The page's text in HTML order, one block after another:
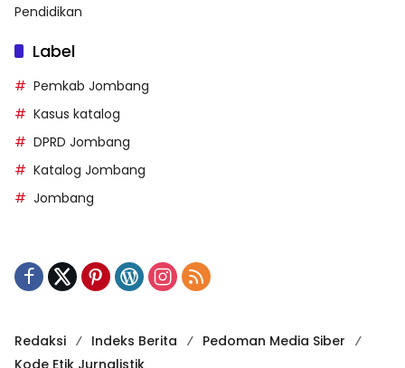
Pendidikan
Label
Pemkab Jombang
Kasus katalog
DPRD Jombang
Katalog Jombang
Jombang
Redaksi Indeks Berita
Pedoman Media Siber
Kode Etik Jurnalistik